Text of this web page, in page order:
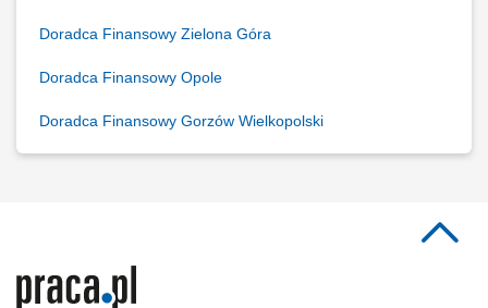
Doradca Finansowy Zielona Góra
Doradca Finansowy Opole
Doradca Finansowy Gorzów Wielkopolski